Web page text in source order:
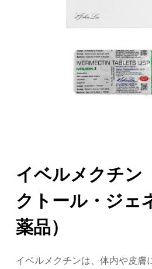
イベルメクチン
クトール・ジェ
薬品）
イベルメクチンは、体内や皮膚